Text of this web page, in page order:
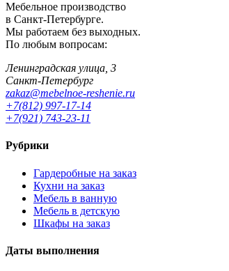
Мебельное производство
в Санкт-Петербурге.
Мы работаем без выходных.
По любым вопросам:
Ленинградская улица, 3
Санкт-Петербург
zakaz@mebelnoe-reshenie.ru
+7(812) 997-17-14
+7(921) 743-23-11
Рубрики
Гардеробные на заказ
Кухни на заказ
Мебель в ванную
Мебель в детскую
Шкафы на заказ
Даты выполнения